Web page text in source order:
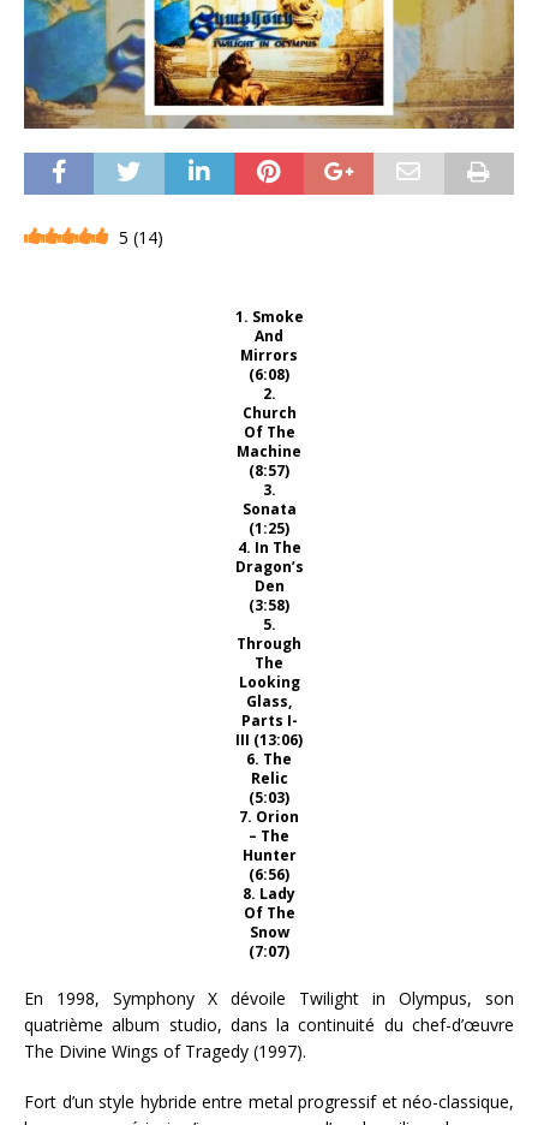
5 (14)
1. Smoke
And
Mirrors
(6:08)
2.
Church
Of The
Machine
(8:57)
3.
Sonata
(1:25)
4. In The
Dragon’s
Den
(3:58)
5.
Through
The
Looking
Glass,
Parts I-
III (13:06)
6. The
Relic
(5:03)
7. Orion
– The
Hunter
(6:56)
8. Lady
Of The
Snow
(7:07)
En 1998, Symphony X dévoile Twilight in Olympus, son
quatrième album studio, dans la continuité du chef-d’œuvre
The Divine Wings of Tragedy (1997).
Fort d’un style hybride entre metal progressif et néo-classique,